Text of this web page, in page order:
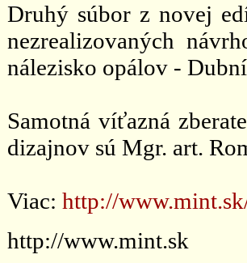
Druhý súbor z novej
nezrealizovaných
nálezisko opálov -
Samotná víťazná
dizajnov sú Mgr. art.
Viac: http://
http://www.mint.sk